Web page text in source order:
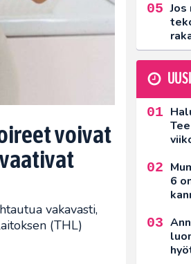
voivat
vakavasti,
(THL)
6